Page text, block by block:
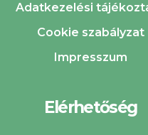
Adatkezelési
Cookie szabályzat
Impresszum
Elérhetőség